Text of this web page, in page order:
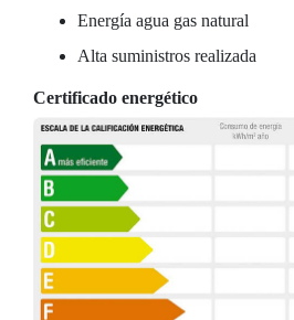
Energía agua gas natural
Alta suministros realizada
Certificado energético